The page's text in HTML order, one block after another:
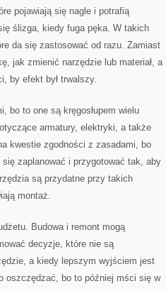
pojawiają się nagle i potrafią
ślizga, kiedy fuga pęka. W takich
da się zastosować od razu. Zamiast
jak zmienić narzędzie lub materiał, a
by efekt był trwalszy.
bo to one są kręgosłupem wielu
armatury, elektryki, a także
kwestie zgodności z zasadami, bo
zaplanować i przygotować tak, aby
są przydatne przy takich
montaż.
Budowa i remont mogą
decyzje, które nie są
a kiedy lepszym wyjściem jest
oszczędzać, bo to później mści się w